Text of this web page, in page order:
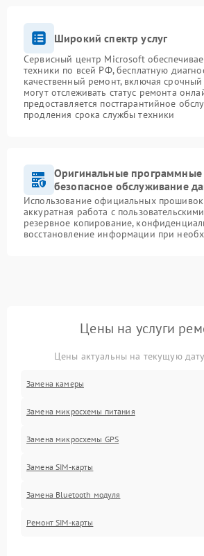
Широкий спектр услуг
Сервисный центр Microsoft
техники по всей РФ, бесплатную
качественный ремонт, включая
могут отслеживать статус ремонта
предоставляется постгарантийное
продления срока службы техники
Оригинальные
безопасное обслуживание
Использование официальных
аккуратная работа с
резервное копирование,
восстановление информации при
Цены на услуги
Цены актуальны на текущую
Замена камеры
Замена микросхемы питания
Замена микросхемы GPS
Замена SIM-карты
Замена Bluetooth модуля
Ремонт SIM-карты